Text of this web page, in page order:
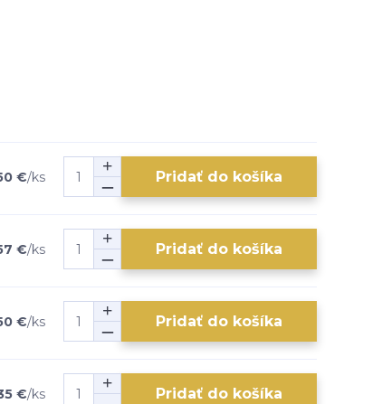
€/ks Pridať do košíka
€/ks Pridať do košíka
€/ks Pridať do košíka
€/ks Pridať do košíka